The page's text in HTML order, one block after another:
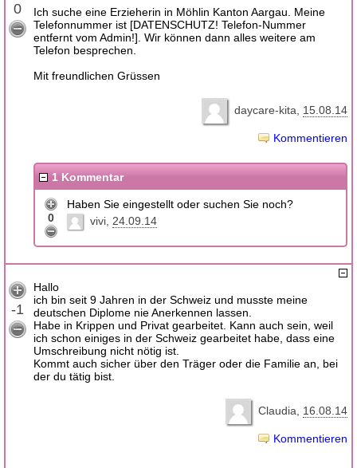
0
Ich suche eine Erzieherin in Möhlin Kanton Aargau. Meine
Telefonnummer ist [DATENSCHUTZ! Telefon-Nummer
entfernt vom Admin!]. Wir können dann alles weitere am
Telefon besprechen.
Mit freundlichen Grüssen
daycare-kita 15.08.14
Kommentieren
1 Kommentar
0
Haben Sie eingestellt oder suchen Sie noch?
vivi 24.09.14
-1
Hallo
ich bin seit 9 Jahren in der Schweiz und musste meine
deutschen Diplome nie Anerkennen lassen.
Habe in Krippen und Privat gearbeitet. Kann auch sein, weil
ich schon einiges in der Schweiz gearbeitet habe, dass eine
Umschreibung nicht nötig ist.
Kommt auch sicher über den Träger oder die Familie an, bei
der du tätig bist.
Claudia 16.08.14
Kommentieren